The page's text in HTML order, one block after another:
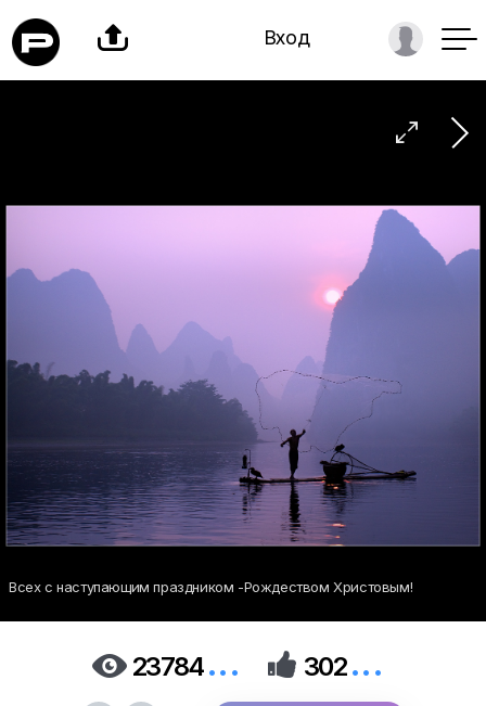
 Вход

Всех с наступающим праздником -Рождеством Христовым!
 23784...  302...